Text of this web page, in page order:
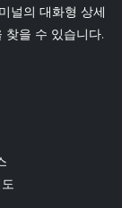
널의 대화형 상세
찾을 수 있습니다.